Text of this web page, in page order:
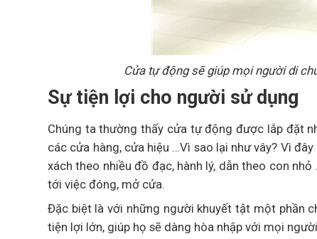
Cửa tự động sẽ giúp mọi người di
Sự tiện lợi cho người sử dụng
Chúng ta thường thấy cửa tự động được lắp đặt
các cửa hàng, cửa hiệu …Vì sao lại như vây? Vì
xách theo nhiều đồ đạc, hành lý, dẫn theo con
tới việc đóng, mở cửa.
Đặc biệt là với những người khuyết tật một phần
tiện lợi lớn, giúp họ sẽ dàng hòa nhập với mọi